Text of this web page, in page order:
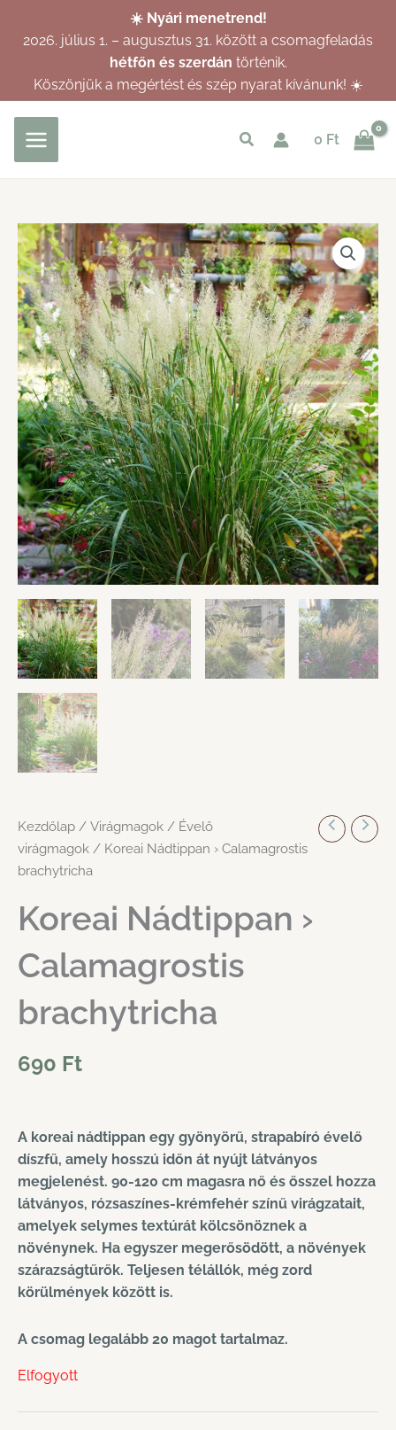
☀️ Nyári menetrend!
2026. július 1. – augusztus 31. között a csomagfeladás
hétfőn és szerdán történik.
Köszönjük a megértést és szép nyarat kívánunk! ☀️
Keresés
0 Ft
Kezdőlap / Virágmagok / Évelő
virágmagok / Koreai Nádtippan › Calamagrostis
brachytricha
Koreai Nádtippan ›
Calamagrostis
brachytricha
690 Ft
A koreai nádtippan egy gyönyörű, strapabíró évelő
díszfű, amely hosszú időn át nyújt látványos
megjelenést. 90-120 cm magasra nő és ősszel hozza
látványos, rózsaszínes-krémfehér színű virágzatait,
amelyek selymes textúrát kölcsönöznek a
növénynek. Ha egyszer megerősödött, a növények
szárazságtűrők. Teljesen télállók, még zord
körülmények között is.
A csomag legalább 20 magot tartalmaz.
Elfogyott